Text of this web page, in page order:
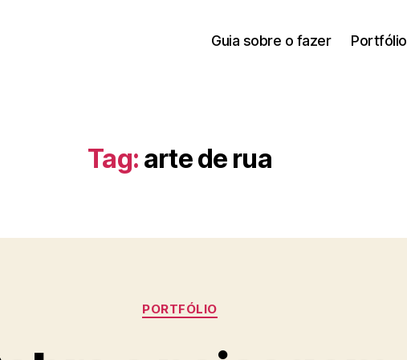
Guia sobre o fazer Portfólio
Tag: arte de rua
Categorias
PORTFÓLIO